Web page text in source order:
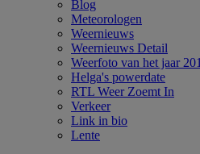
Blog
Meteorologen
Weernieuws
Weernieuws Detail
Weerfoto van het jaar
Helga's powerdate
RTL Weer Zoemt In
Verkeer
Link in bio
Lente